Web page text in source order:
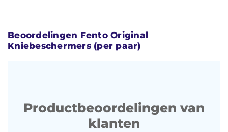
Beoordelingen Fento Original
Kniebeschermers (per paar)
Productbeoordelingen van
klanten